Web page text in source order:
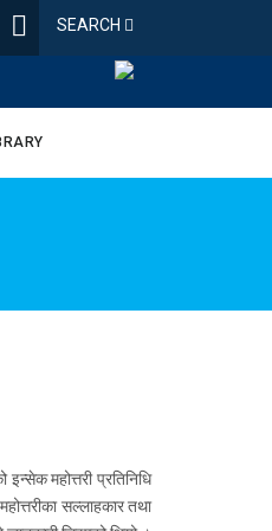
SEARCH
महोत्तरी प्रतिनिधि
सल्लाहकार तथा